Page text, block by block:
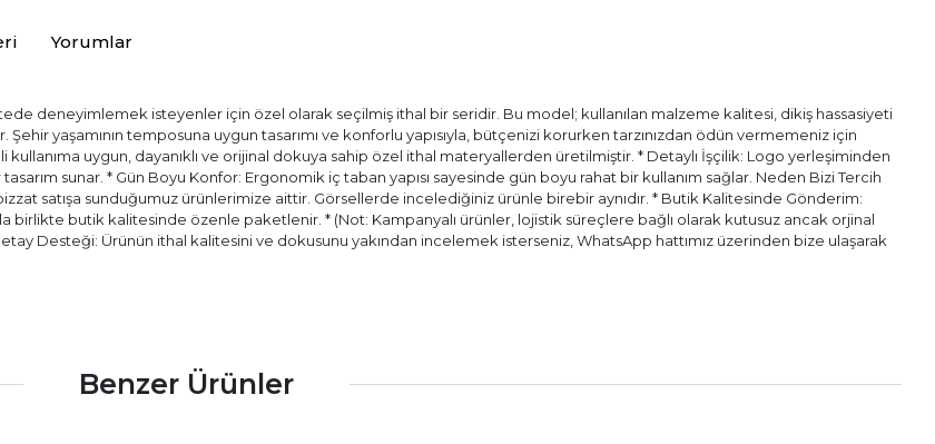
Yorumlar
deneyimlemek isteyenler için özel olarak seçilmiş ithal bir seridir. Bu model; kullanılan malzeme kalitesi, dikiş hassasiyeti
yaşamının temposuna uygun tasarımı ve konforlu yapısıyla, bütçenizi korurken tarzınızdan ödün vermemeniz için
uygun, dayanıklı ve orijinal dokuya sahip özel ithal materyallerden üretilmiştir. * Detaylı İşçilik: Logo yerleşiminden
sunar. * Gün Boyu Konfor: Ergonomik iç taban yapısı sayesinde gün boyu rahat bir kullanım sağlar. Neden Bizi Tercih
satışa sunduğumuz ürünlerimize aittir. Görsellerde incelediğiniz ürünle birebir aynıdır. * Butik Kalitesinde Gönderim:
birlikte butik kalitesinde özenle paketlenir. * (Not: Kampanyalı ürünler, lojistik süreçlere bağlı olarak kutusuz ancak orjinal
Desteği: Ürünün ithal kalitesini ve dokusunu yakından incelemek isterseniz, WhatsApp hattımız üzerinden bize ulaşarak
Benzer Ürünler